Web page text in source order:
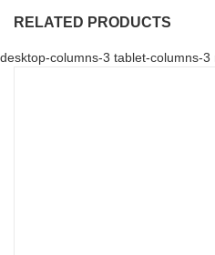
RELATED PRODUCTS
desktop-columns-3 tablet-columns-3